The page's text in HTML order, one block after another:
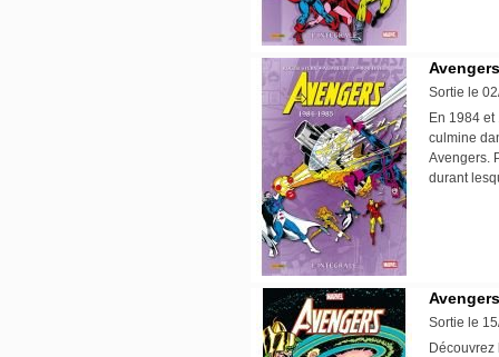
Sortie le
En 1984
culmine
Avengers.
durant
Sortie le